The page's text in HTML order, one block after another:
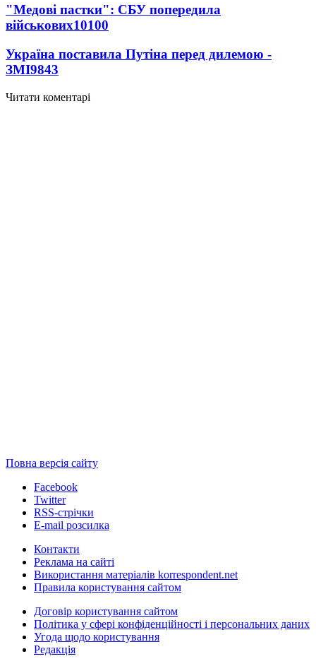
"Медові пастки": СБУ попередила
військових10100
Україна поставила Путіна перед дилемою -
ЗМІ9843
Читати коментарі
Повна версія сайту
Facebook
Twitter
RSS-стрічки
E-mail розсилка
Контакти
Реклама на сайті
Використання матеріалів korrespondent.net
Правила користування сайтом
Договір користування сайтом
Політика у сфері конфіденційності і персональних даних
Угода щодо користування
Редакція